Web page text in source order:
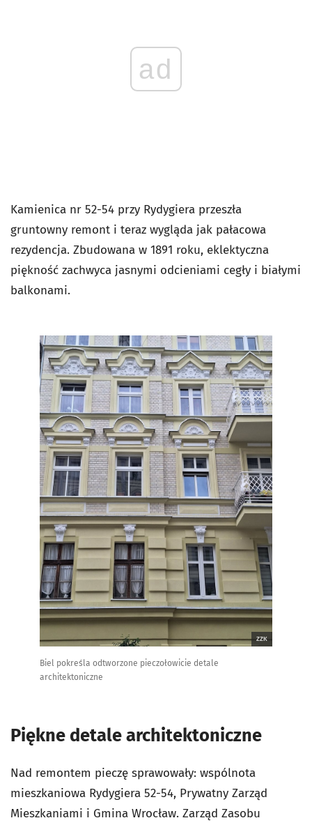
ad
Kamienica nr 52-54 przy Rydygiera przeszła
gruntowny remont i teraz wygląda jak pałacowa
rezydencja. Zbudowana w 1891 roku, eklektyczna
piękność zachwyca jasnymi odcieniami cegły i białymi
balkonami.
ZZK
Biel pokreśla odtworzone pieczołowicie detale
architektoniczne
Piękne detale architektoniczne
Nad remontem pieczę sprawowały: wspólnota
mieszkaniowa Rydygiera 52-54, Prywatny Zarząd
Mieszkaniami i Gmina Wrocław. Zarząd Zasobu